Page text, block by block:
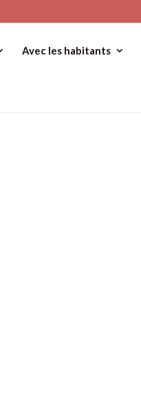
Avec les habitants